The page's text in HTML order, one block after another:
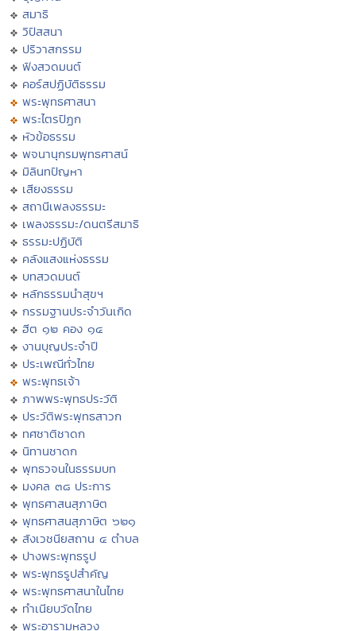
สมาธิ
วิปัสสนา
ปริวาสกรรม
ฟังสวดมนต์
คอร์สปฏิบัติธรรม
พระพุทธศาสนา
พระไตรปิฏก
หัวข้อธรรม
พจนานุกรมพุทธศาสน์
มิลินทปัญหา
เสียงธรรม
สถานีเพลงธรรมะ
เพลงธรรมะ/ดนตรีสมาธิ
ธรรมะปฏิบัติ
คลังแสงแห่งธรรม
บทสวดมนต์
หลักธรรมนำสุขฯ
กรรมฐานประจำวันเกิด
ฮีต ๑๒ คอง ๑๔
งานบุญประจำปี
ประเพณีทั่วไทย
พระพุทธเจ้า
ภาพพระพุทธประวัติ
ประวัติพระพุทธสาวก
ทศชาติชาดก
นิทานชาดก
พุทธวจนในธรรมบท
มงคล ๓๘ ประการ
พุทธศาสนสุภาษิต
พุทธศาสนสุภาษิต ๖๒๑
สังเวชนียสถาน ๔ ตำบล
ปางพระพุทธรูป
พระพุทธรูปสำคัญ
พระพุทธศาสนาในไทย
ทำเนียบวัดไทย
พระอารามหลวง